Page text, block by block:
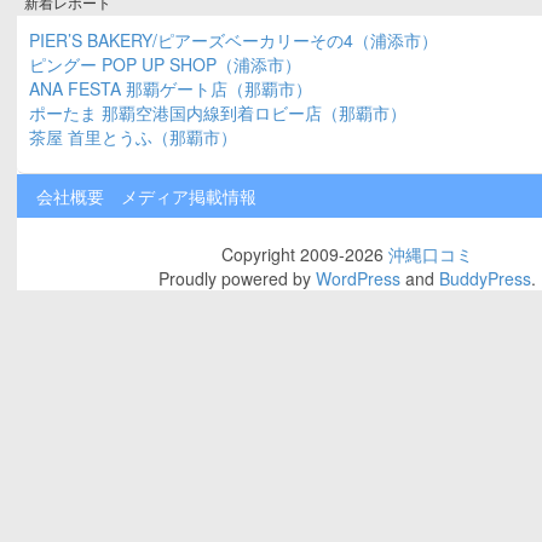
PIER’S BAKERY/ピアーズベーカリーその4（浦添市）
ピングー POP UP SHOP（浦添市）
ANA FESTA 那覇ゲート店（那覇市）
ポーたま 那覇空港国内線到着ロビー店（那覇市）
茶屋 首里とうふ（那覇市）
会社概要 メディア掲載情報
Copyright 2009-2026 沖縄口コミ
Proudly powered by WordPressand BuddyPress.